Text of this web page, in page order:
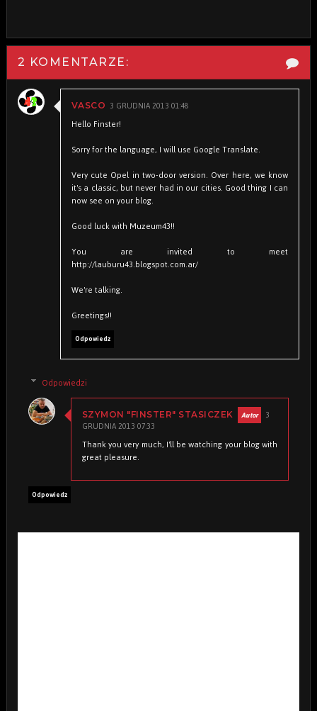
2 KOMENTARZE:
VASCO 3 GRUDNIA 2013 01:48
Hello Finster!
Sorry for the language, I will use Google Translate.
Very cute Opel in two-door version. Over here, we know
it's a classic, but never had in our cities. Good thing I can
now see on your blog.
Good luck with Muzeum43!!
You are invited to meet
http://lauburu43.blogspot.com.ar/
We're talking.
Greetings!!
Odpowiedz
Odpowiedzi
SZYMON "FINSTER" STASICZEK 3
GRUDNIA 2013 07:33
Thank you very much, I'll be watching your blog with
great pleasure.
Odpowiedz